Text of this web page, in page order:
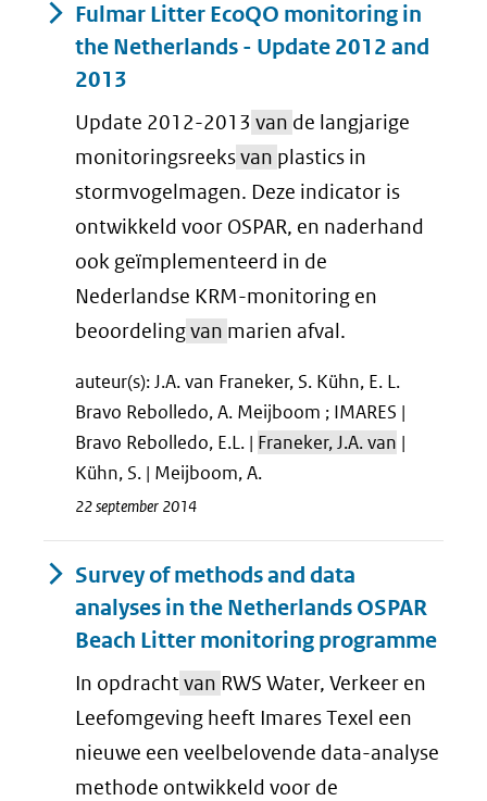
Fulmar Litter EcoQO monitoring in
the Netherlands - Update 2012 and
2013
Update 2012-2013 van de langjarige
monitoringsreeksvan plastics in
stormvogelmagen. Deze indicator is
ontwikkeld voor OSPAR, en naderhand
ook geïmplementeerd in de
Nederlandse KRM-monitoring en
beoordelingvan marien afval.
auteur(s): J.A. van Franeker, S. Kühn, E. L.
Bravo Rebolledo, A. Meijboom ; IMARES |
Bravo Rebolledo, E.L. | Franeker, J.A. van |
Kühn, S. | Meijboom, A.
22 september 2014
Survey of methods and data
analyses in the Netherlands OSPAR
Beach Litter monitoring programme
In opdrachtvan RWS Water, Verkeer en
Leefomgeving heeft Imares Texel een
nieuwe een veelbelovende data-analyse
methode ontwikkeld voor de